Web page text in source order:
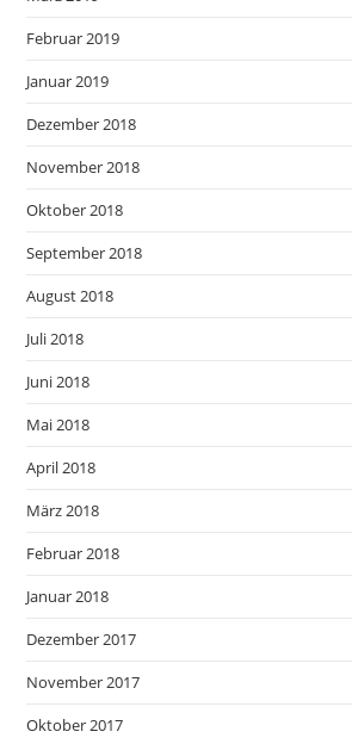
Februar 2019
Januar 2019
Dezember 2018
November 2018
Oktober 2018
September 2018
August 2018
Juli 2018
Juni 2018
Mai 2018
April 2018
März 2018
Februar 2018
Januar 2018
Dezember 2017
November 2017
Oktober 2017